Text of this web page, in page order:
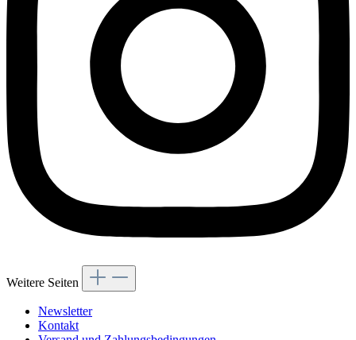
Weitere Seiten
Newsletter
Kontakt